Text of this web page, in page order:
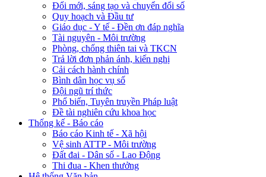
Đổi mới, sáng tạo và chuyển đổi số
Quy hoạch và Đầu tư
Giáo dục - Y tế - Đền ơn đáp nghĩa
Tài nguyên - Môi trường
Phòng, chống thiên tai và TKCN
Trả lời đơn phản ánh, kiến nghị
Cải cách hành chính
Bình dân học vụ số
Đội ngũ trí thức
Phổ biến, Tuyên truyền Pháp luật
Đề tài nghiên cứu khoa học
Thống kế - Báo cáo
Báo cáo Kinh tế - Xã hội
Vệ sinh ATTP - Môi trường
Đất đai - Dân số - Lao Động
Thi đua - Khen thưởng